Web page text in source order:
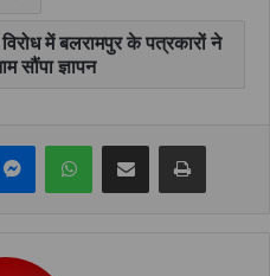
में बलरामपुर के पत्रकारों ने
सौंपा ज्ञापन
MessengerWhatsAppShare via Email Print